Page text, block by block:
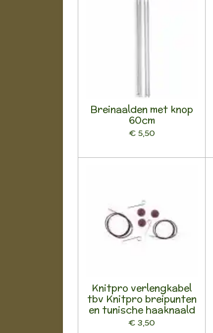
Breinaalden met knop
60cm
€ 5,50
Knitpro verlengkabel
tbv Knitpro breipunten
en tunische haaknaald
€ 3,50